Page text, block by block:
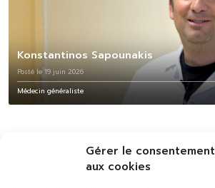
Gérer le consentement
aux cookies
Konstantinos Sapounakis
Posté le 19 juin 2026
Médecin généraliste